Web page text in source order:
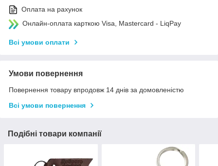
Оплата на рахунок
Онлайн-оплата карткою Visa, Mastercard - LiqPay
Всі умови оплати
Умови повернення
Повернення товару впродовж 14 днів за домовленістю
Всі умови повернення
Подібні товари компанії